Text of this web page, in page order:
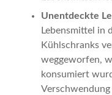
Unentdeckte
Lebensmittel in
Kühlschranks
weggeworfen,
konsumiert